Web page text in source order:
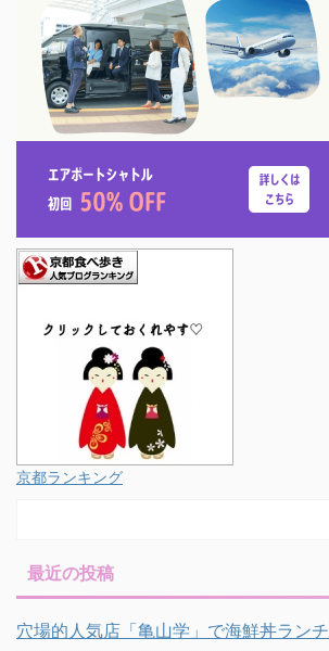
京都ランキング
最近の投稿
穴場的人気店「亀山学」で海鮮丼ランチ